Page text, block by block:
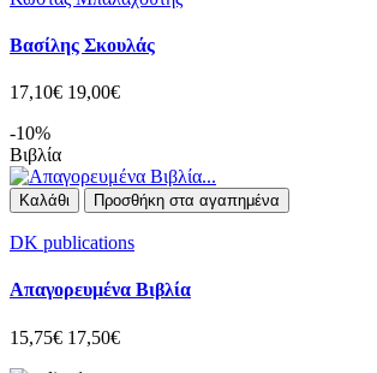
Βασίλης Σκουλάς
17,10€ 19,00€
-10%
Βιβλία
Καλάθι Προσθήκη στα αγαπημένα
DK publications
Απαγορευμένα Βιβλία
15,75€ 17,50€